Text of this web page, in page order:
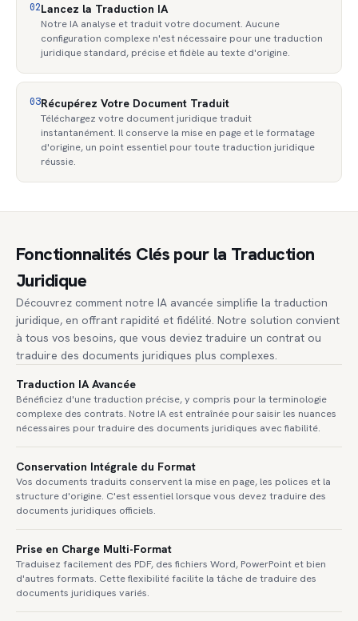
02Lancez la Traduction IA
Notre IA analyse et traduit votre document. Aucune
configuration complexe n'est nécessaire pour une traduction
juridique standard, précise et fidèle au texte d'origine.
03Récupérez Votre Document Traduit
Téléchargez votre document juridique traduit
instantanément. Il conserve la mise en page et le formatage
d'origine, un point essentiel pour toute traduction juridique
réussie.
Fonctionnalités Clés pour la Traduction
Juridique
Découvrez comment notre IA avancée simplifie la traduction
juridique, en offrant rapidité et fidélité. Notre solution convient
à tous vos besoins, que vous deviez traduire un contrat ou
traduire des documents juridiques plus complexes.
Traduction IA Avancée
Bénéficiez d'une traduction précise, y compris pour la terminologie
complexe des contrats. Notre IA est entraînée pour saisir les nuances
nécessaires pour traduire des documents juridiques avec fiabilité.
Conservation Intégrale du Format
Vos documents traduits conservent la mise en page, les polices et la
structure d'origine. C'est essentiel lorsque vous devez traduire des
documents juridiques officiels.
Prise en Charge Multi-Format
Traduisez facilement des PDF, des fichiers Word, PowerPoint et bien
d'autres formats. Cette flexibilité facilite la tâche de traduire des
documents juridiques variés.